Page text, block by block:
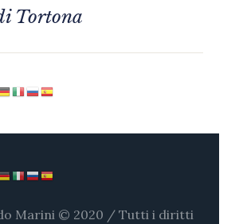
Tortona
Marini © 2020 / Tutti i diritti